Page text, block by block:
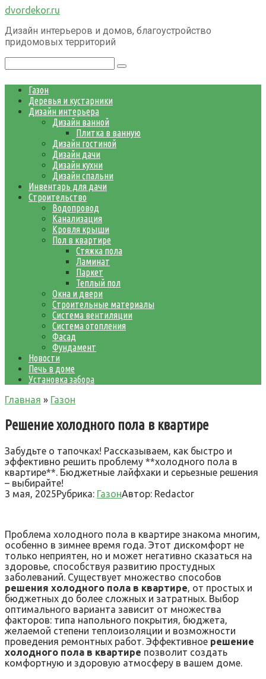
Перейти
контенту
dvordekor.ru
Дизайн интерьеров и домов, благоустройство
придомовых территорий
Газон
Деревья и кустарники
Дизайн интерьера
Дизайн ванной
Плитка в ванную
Дизайн гостиной
Дизайн дачи
Дизайн кухни
Дизайн спальни
Инвентарь для дачи
Строительство
Водопровод
Канализация
Кровля крыши
Пол в квартире
Стяжка пола
Ламинат
Паркет
Теплый пол
Окна и двери
Строительные материалы
Система вентиляции
Система отопления
Фасад
Фундамент
Новости
Печь в доме
Установка забора
Главная » Газон
Решение холодного пола в квартире
Забудьте о тапочках! Рассказываем, как быстро и
эффективно решить проблему **холодного пола в
квартире**. Бюджетные лайфхаки и серьезные решения
– выбирайте!
3 мая, 2025Рубрика: ГазонАвтор: Redactor
Проблема холодного пола в квартире знакома многим‚
особенно в зимнее время года. Этот дискомфорт не
только неприятен‚ но и может негативно сказаться на
здоровье‚ способствуя развитию простудных
заболеваний. Существует множество способов
решения холодного пола в квартире‚ от простых и
бюджетных до более сложных и затратных. Выбор
оптимального варианта зависит от множества
факторов: типа напольного покрытия‚ бюджета‚
желаемой степени теплоизоляции и возможности
проведения ремонтных работ. Эффективное решение
холодного пола в квартире позволит создать
комфортную и здоровую атмосферу в вашем доме.